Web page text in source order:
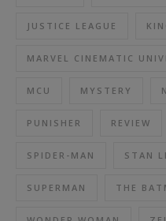
JUSTICE LEAGUE
MARVEL CINEMATIC
MCU MYSTERY
PUNISHER REVIEW
SPIDER-MAN STAN
SUPERMAN THE